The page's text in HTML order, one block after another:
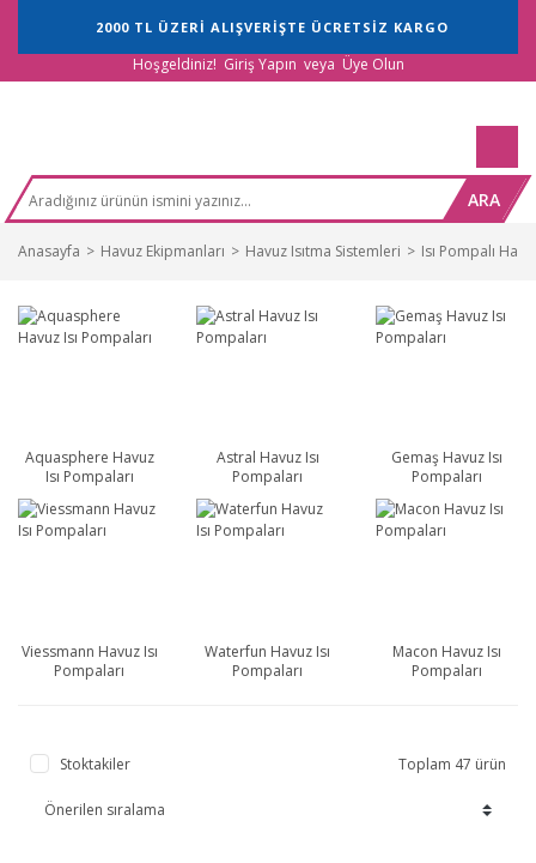
2000 TL ÜZERİ ALIŞVERİŞTE ÜCRETSİZ KARGO
Hoşgeldiniz! Giriş Yapın veya Üye Olun
ARA
Anasayfa Havuz Ekipmanları Havuz Isıtma Sistemleri Isı Pompalı
Aquasphere Havuz
Isı Pompaları
Astral Havuz Isı
Pompaları
Gemaş Havuz Isı
Pompaları
Viessmann Havuz Isı
Pompaları
Waterfun Havuz Isı
Pompaları
Macon Havuz Isı
Pompaları
Stoktakiler Toplam 47 ürün